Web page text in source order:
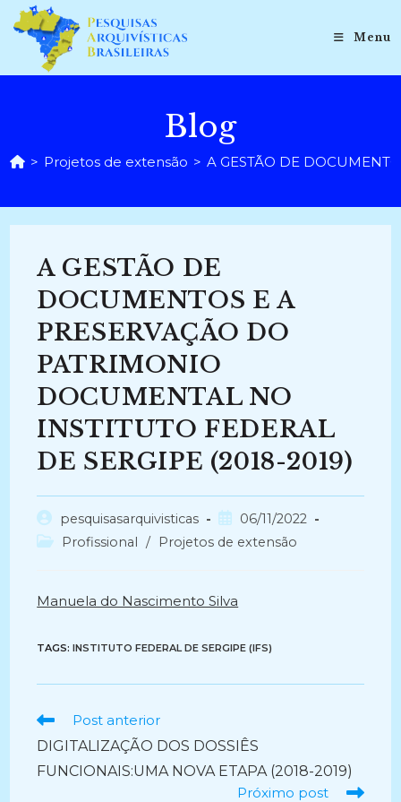
para
conteúdo
Menu
Blog
> Projetos de extensão > A GESTÃO DE
A GESTÃO DE
DOCUMENTOS E A
PRESERVAÇÃO DO
PATRIMONIO
DOCUMENTAL NO
INSTITUTO FEDERAL
DE SERGIPE (2018-2019)
Autor
do
pesquisasarquivisticas
Post
publicado:
06/11/2022
Categoria
Profissional / Projetos de extensão
Manuela do Nascimento Silva
TAGS:INSTITUTO FEDERAL DE SERGIPE (IFS)
Ler
artigos
Post anterior
DIGITALIZAÇÃO DOS DOSSIÊS
FUNCIONAIS:UMA NOVA ETAPA (2018-2019)
Próximo post